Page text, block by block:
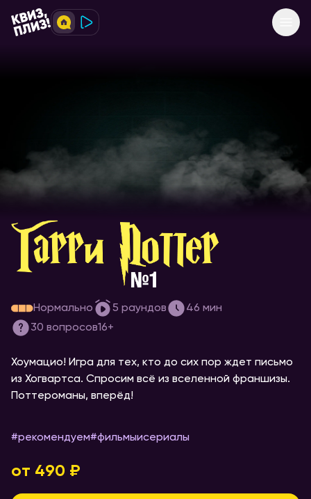
[Гарри Поттер] #1
Нормально 5 раундов 46 мин
30 вопросов16+
Хоумацио! Игра для тех, кто до сих пор ждет письмо
из Хогвартса. Спросим всё из вселенной франшизы.
Поттероманы, вперёд!
#рекомендуем#фильмыисериалы
от 490 ₽